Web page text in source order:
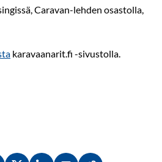
Caravan-lehden osastolla,
karavaanarit.fi -sivustolla.